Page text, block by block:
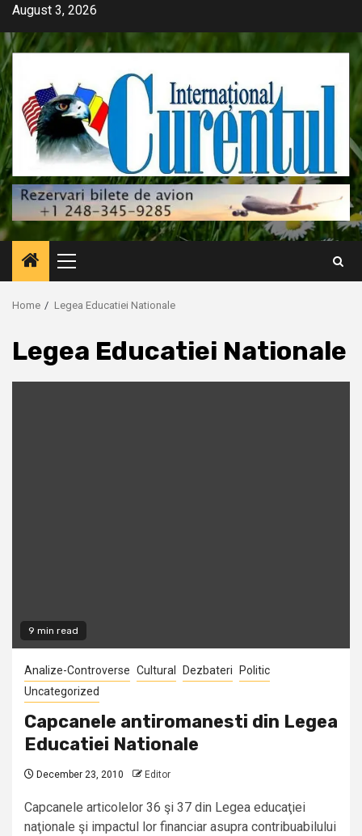
Skip
content
August 3, 2026
Primary
Menu
Home Legea Educatiei Nationale
Legea Educatiei Nationale
9 min read
Analize-Controverse Cultural Dezbateri
Politic
Uncategorized
Capcanele antiromanesti din Legea
Educatiei Nationale
December 23, 2010 Editor
Capcanele articolelor 36 şi 37 din Legea educaţiei
naţionale şi impactul lor financiar asupra contribuabilului